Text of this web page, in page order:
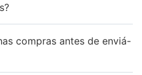
compras antes de enviá-